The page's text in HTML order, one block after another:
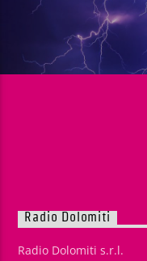
Radio Dolomiti
Radio Dolomiti s.r.l.